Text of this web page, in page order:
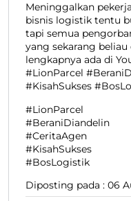
Meninggalkan
bisnis logistik tentu
tapi semua
yang sekarang beliau
lengkapnya ada di
#LionParcel
#KisahSukses
#LionParcel
#BeraniDiandelin
#CeritaAgen
#KisahSukses
#BosLogistik
Diposting pada : 06